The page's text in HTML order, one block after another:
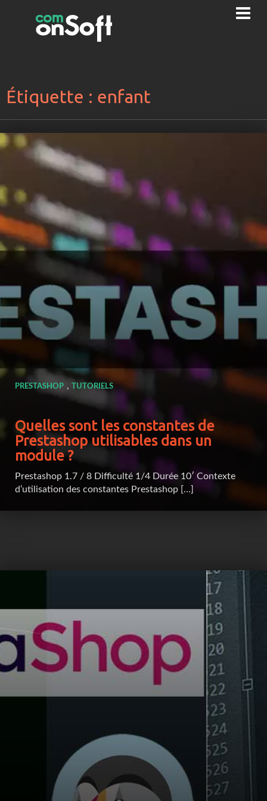
Étiquette : enfant
PRESTASHOP , TUTORIELS
Quelles sont les constantes de
Prestashop utilisables dans un
module ?
Prestashop 1.7 / 8 Difficulté 1/4 Durée 10′ Contexte
d’utilisation des constantes Prestashop […]